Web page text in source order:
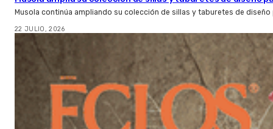
Musola continúa ampliando su colección de sillas y taburetes de
22 JULIO, 2026